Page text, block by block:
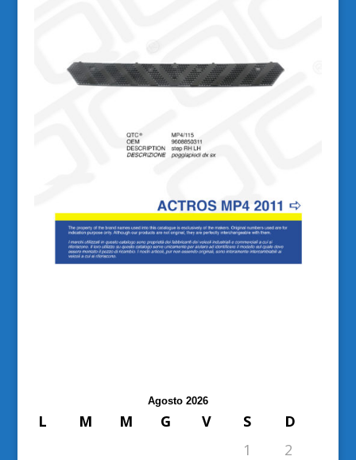
Agosto 2026
L M M G V S
D
1
2